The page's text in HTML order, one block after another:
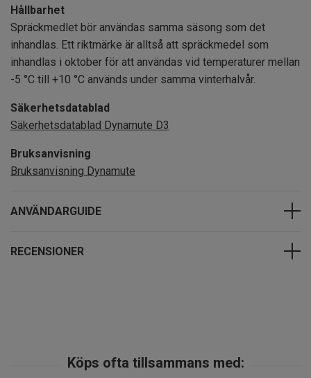
Hållbarhet
Spräckmedlet bör användas samma säsong som det
inhandlas. Ett riktmärke är alltså att spräckmedel som
inhandlas i oktober för att användas vid temperaturer mellan
-5 °C till +10 °C används under samma vinterhalvår.
Säkerhetsdatablad
Säkerhetsdatablad Dynamute D3
Bruksanvisning
Bruksanvisning Dynamute
ANVÄNDARGUIDE
RECENSIONER